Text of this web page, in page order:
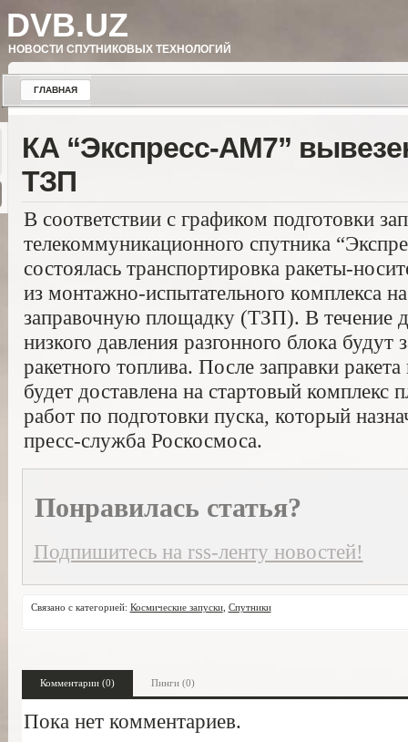
DVB.UZ
НОВОСТИ СПУТНИКОВЫХ ТЕХНОЛОГИЙ
ГЛАВНАЯ
КА “Экспресс-АМ7”
ТЗП
В соответствии с графиком подготовки
телекоммуникационного спутника
состоялась транспортировка ракеты-
из монтажно-испытательного комплекса
заправочную площадку (ТЗП). В течение
низкого давления разгонного блока
ракетного топлива. После заправки
будет доставлена на стартовый
работ по подготовки пуска, который
пресс-служба Роскосмоса.
Понравилась статья?
Подпишитесь на rss-ленту новостей!
Связано с категорией: Космические запуски, Спутники
Комментарии (0) Пинги (0)
Пока нет комментариев.